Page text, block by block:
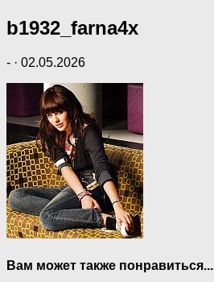
b1932_farna4x
- · 02.05.2026
Вам может также понравиться...